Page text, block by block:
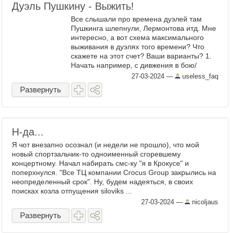
Дуэль Пушкину - Выжить!
Все слышали про времена дуэлей там
Пушкинга шлепнули, Лермонтова итд. Мне
интересно, а вот схема максимального
выживания в дуэлях того времени? Что
скажете на этот счет? Ваши варианты? 1.
Начать например, с дивжения в бою/
стрельбе : движение к сопернику
перекатами, кувырками в присиде ...
27-03-2024 — useless_faq
Развернуть
Н-да...
Я чот внезапно осознал (и недели не прошло), что мой
новый спортзальчик-то одноименный сгоревшему
концертному. Начал набирать смс-ку "я в Крокусе" и
поперхнулся. "Все ТЦ компании Crocus Group закрылись на
неопределенный срок". Ну, будем надеяться, в своих
поисках козла отпущения siloviks ...
27-03-2024 — nicoljaus
Развернуть